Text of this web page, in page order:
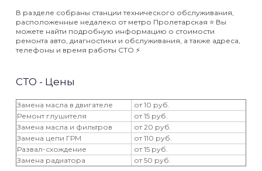
В разделе собраны станции технического обслуживания,
расположенные недалеко от метро Пролетарская ⭐️ Вы
можете найти подробную информацию о стоимости
ремонта авто, диагностики и обслуживания, а также адреса,
телефоны и время работы СТО ⚡️
СТО - Цены
Замена масла в двигателе
от 10 руб.
Ремонт глушителя
от 15 руб.
Замена масла и фильтров
от 20 руб.
Замена цепи ГРМ
от 110 руб.
Развал-схождение
от 15 руб.
Замена радиатора
от 50 руб.